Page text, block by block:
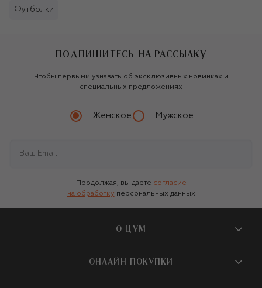
Футболки
ПОДПИШИТЕСЬ НА РАССЫЛКУ
Чтобы первыми узнавать об эксклюзивных новинках и
специальных предложениях
Женское Мужское
Продолжая, вы даете согласие
на обработку персональных данных
О ЦУМ
О магазине
ОНЛАЙН ПОКУПКИ